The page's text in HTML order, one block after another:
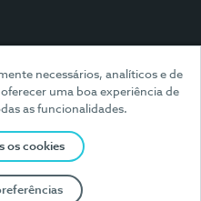
necessários, analíticos e de
uma boa experiência de
as funcionalidades.
os cookies